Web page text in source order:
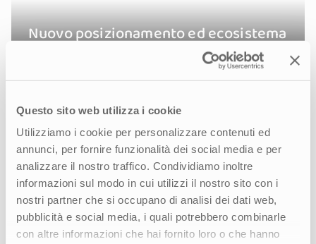
Questo sito web utilizza i cookie
Utilizziamo i cookie per personalizzare contenuti ed
annunci, per fornire funzionalità dei social media e per
analizzare il nostro traffico. Condividiamo inoltre
informazioni sul modo in cui utilizzi il nostro sito con i
nostri partner che si occupano di analisi dei dati web,
pubblicità e social media, i quali potrebbero combinarle
con altre informazioni che hai fornito loro o che hanno
Nuovo posizionamento ed ecosistema
digitale per un’esperienza di credito